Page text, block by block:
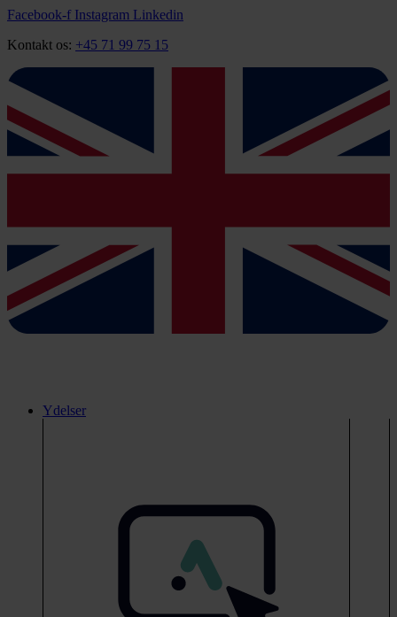
Videre
indhold
Facebook-f Instagram Linkedin
Kontakt os: +45 71 99 75 15
Ydelser